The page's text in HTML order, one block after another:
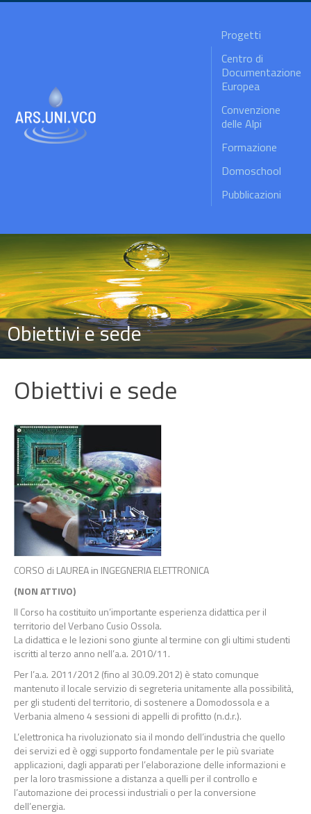
Progetti
Centro di
Documentazione
Europea
Convenzione
delle Alpi
Formazione
Domoschool
Pubblicazioni
Obiettivi e sede
Obiettivi e sede
CORSO di LAUREA in INGEGNERIA ELETTRONICA
(NON ATTIVO)
Il Corso ha costituito un’importante esperienza didattica per il
territorio del Verbano Cusio Ossola.
La didattica e le lezioni sono giunte al termine con gli ultimi studenti
iscritti al terzo anno nell’a.a. 2010/11.
Per l’a.a. 2011/2012 (fino al 30.09.2012) è stato comunque
mantenuto il locale servizio di segreteria unitamente alla possibilità,
per gli studenti del territorio, di sostenere a Domodossola e a
Verbania almeno 4 sessioni di appelli di profitto (n.d.r.).
L’elettronica ha rivoluzionato sia il mondo dell’industria che quello
dei servizi ed è oggi supporto fondamentale per le più svariate
applicazioni, dagli apparati per l’elaborazione delle informazioni e
per la loro trasmissione a distanza a quelli per il controllo e
l’automazione dei processi industriali o per la conversione
dell’energia.